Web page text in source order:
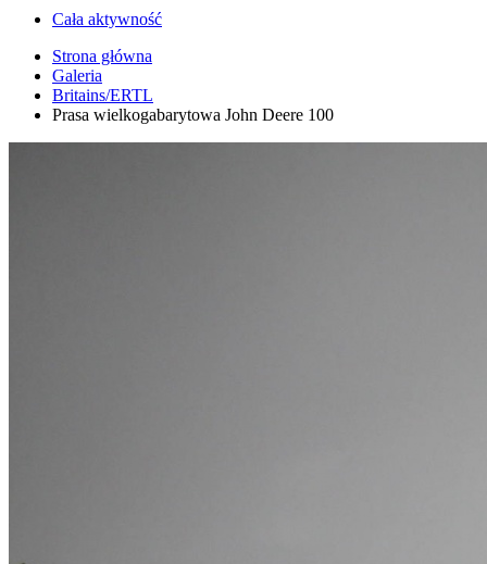
Cała aktywność
Strona główna
Galeria
Britains/ERTL
Prasa wielkogabarytowa John Deere 100